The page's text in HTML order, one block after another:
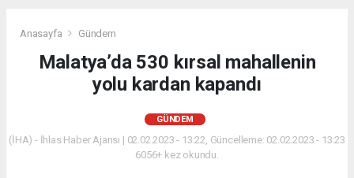
Anasayfa Gündem
Malatya’da 530 kırsal mahallenin
yolu kardan kapandı
GÜNDEM
(İHA) - İhlas Haber Ajansı | 02.02.2023 - 13:22, Güncelleme: 02.02.2023 - 13:23
6056+ kez okundu.